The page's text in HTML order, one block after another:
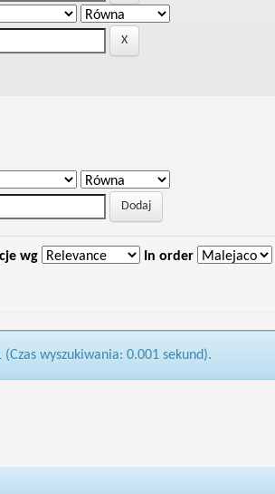
wg In order
(Czas wyszukiwania: 0.001 sekund).